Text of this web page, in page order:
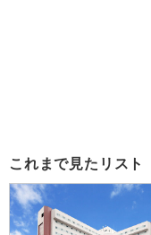
これまで見たリスト